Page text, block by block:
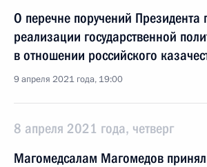
О перечне поручений Президента
реализации государственной
в отношении российского
9 апреля 2021 года, 19:00
8 апреля 2021 года, четверг
Магомедсалам Магомедов принял